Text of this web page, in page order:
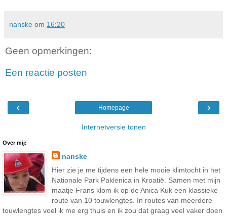
nanske om 16:20
Geen opmerkingen:
Een reactie posten
‹ ›
Homepage
Internetversie tonen
Over mij:
nanske
Hier zie je me tijdens een hele mooie klimtocht in het
Nationale Park Paklenica in Kroatië. Samen met mijn
maatje Frans klom ik op de Anica Kuk een klassieke
route van 10 touwlengtes. In routes van meerdere
touwlengtes voel ik me erg thuis en ik zou dat graag veel vaker doen